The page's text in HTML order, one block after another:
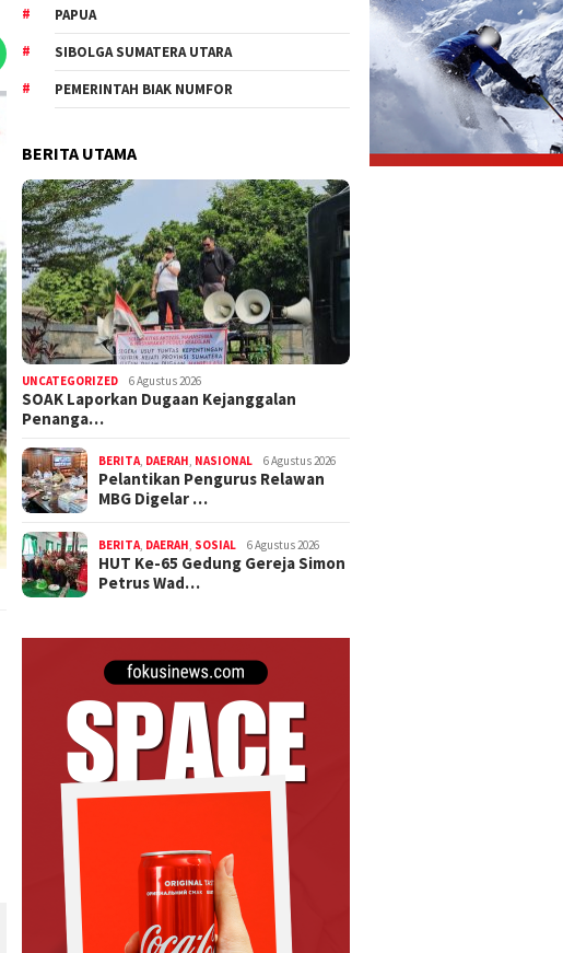
PAPUA
SIBOLGA SUMATERA UTARA
PEMERINTAH BIAK NUMFOR
BERITA UTAMA
UNCATEGORIZED 6 Agustus 2026
SOAK Laporkan Dugaan Kejanggalan
Penanga…
BERITA, DAERAH, NASIONAL 6 Agustus 2026
Pelantikan Pengurus Relawan
MBG Digelar …
BERITA, DAERAH, SOSIAL 6 Agustus 2026
HUT Ke-65 Gedung Gereja Simon
Petrus Wad…